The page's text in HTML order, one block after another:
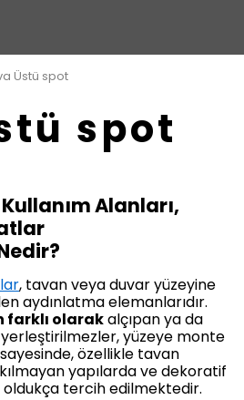
Üstü spot
spot
Alanları,
, tavan veya duvar yüzeyine
aydınlatma elemanlarıdır.
farklı olarakalçıpan ya da
yüzeye monte
özellikle tavan
yapılarda ve dekoratif
oldukça tercih edilmektedir.